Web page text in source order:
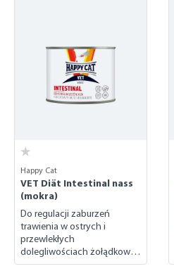
Happy Cat
VET Diät Intestinal nass
(mokra)
Do regulacji zaburzeń
trawienia w ostrych i
przewlekłych
dolegliwościach żołądkowo-
jelitowych